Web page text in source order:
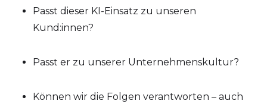
Passt dieser KI-Einsatz zu unseren
Kund:innen?
Passt er zu unserer Unternehmenskultur?
Können wir die Folgen verantworten – auch